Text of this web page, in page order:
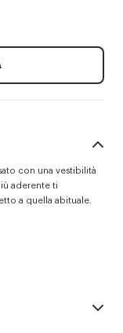
con una vestibilità
aderente ti
a quella abituale.